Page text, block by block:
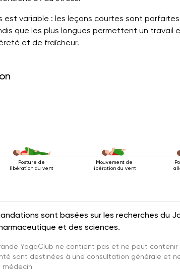
est variable : les leçons courtes sont
que les plus longues permettent un travail
et de fraîcheur.
Posture de
libération du vent
Mouvement de
libération du vent
sont basées sur les recherches du
et des sciences.
YogaClub ne contient pas et ne peut
sont destinées à une consultation générale et
médecin.